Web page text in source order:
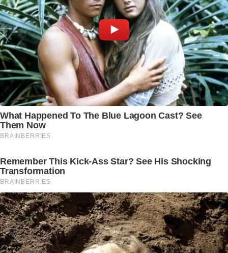
What Happened To The Blue Lagoon Cast? See
Them Now
BRAINBERRIES
Remember This Kick-Ass Star? See His Shocking
Transformation
BRAINBERRIES